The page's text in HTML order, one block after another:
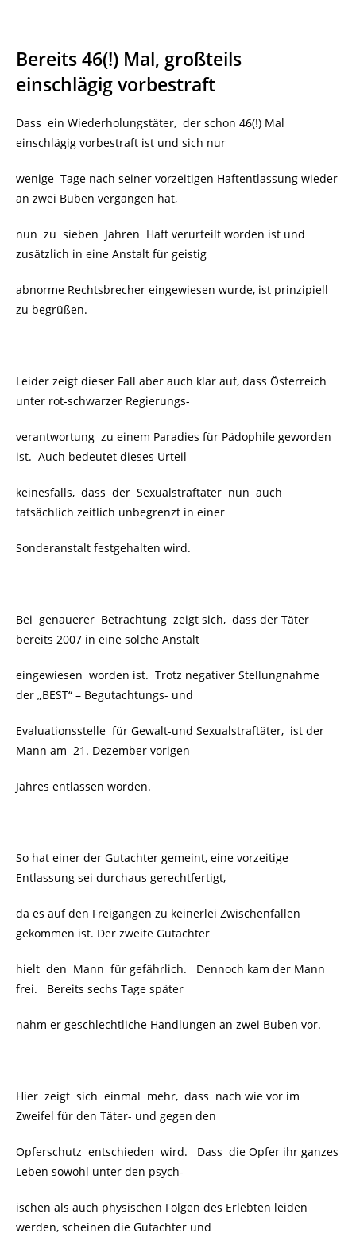
Bereits 46(!) Mal, großteils
einschlägig vorbestraft
Dass ein Wiederholungstäter, der schon 46(!) Mal
einschlägig vorbestraft ist und sich nur
wenige Tage nach seiner vorzeitigen Haftentlassung wieder
an zwei Buben vergangen hat,
nun zu sieben Jahren Haft verurteilt worden ist und
zusätzlich in eine Anstalt für geistig
abnorme Rechtsbrecher eingewiesen wurde, ist prinzipiell
zu begrüßen.
Leider zeigt dieser Fall aber auch klar auf, dass Österreich
unter rot-schwarzer Regierungs-
verantwortung zu einem Paradies für Pädophile geworden
ist. Auch bedeutet dieses Urteil
keinesfalls, dass der Sexualstraftäter nun auch
tatsächlich zeitlich unbegrenzt in einer
Sonderanstalt festgehalten wird.
Bei genauerer Betrachtung zeigt sich, dass der Täter
bereits 2007 in eine solche Anstalt
eingewiesen worden ist. Trotz negativer Stellungnahme
der „BEST“ – Begutachtungs- und
Evaluationsstelle für Gewalt-und Sexualstraftäter, ist der
Mann am 21. Dezember vorigen
Jahres entlassen worden.
So hat einer der Gutachter gemeint, eine vorzeitige
Entlassung sei durchaus gerechtfertigt,
da es auf den Freigängen zu keinerlei Zwischenfällen
gekommen ist. Der zweite Gutachter
hielt den Mann für gefährlich. Dennoch kam der Mann
frei. Bereits sechs Tage später
nahm er geschlechtliche Handlungen an zwei Buben vor.
Hier zeigt sich einmal mehr, dass nach wie vor im
Zweifel für den Täter- und gegen den
Opferschutz entschieden wird.
Dass die Opfer ihr ganzes
Leben sowohl unter den psych-
ischen als auch physischen Folgen des Erlebten leiden
werden, scheinen die Gutachter und